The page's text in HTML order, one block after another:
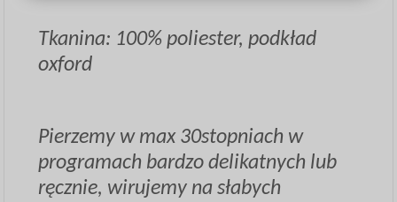
Tkanina: 100% poliester, podkład
oxford
Pierzemy w max 30stopniach w
programach bardzo delikatnych lub
ręcznie, wirujemy na słabych